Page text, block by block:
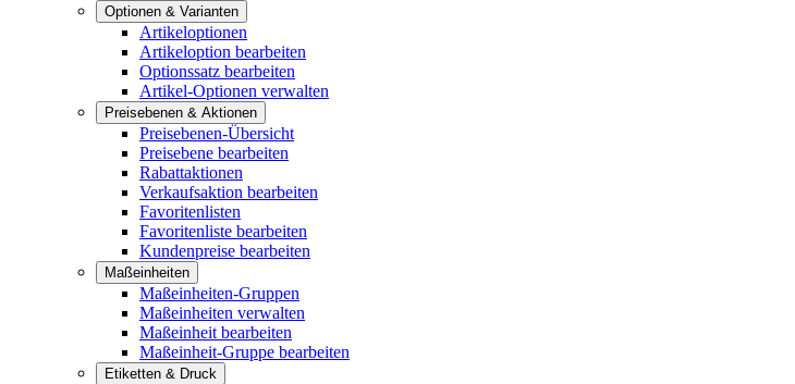
Optionen & Varianten
Artikeloptionen
Artikeloption bearbeiten
Optionssatz bearbeiten
Artikel-Optionen verwalten
Preisebenen & Aktionen
Preisebenen-Übersicht
Preisebene bearbeiten
Rabattaktionen
Verkaufsaktion bearbeiten
Favoritenlisten
Favoritenliste bearbeiten
Kundenpreise bearbeiten
Maßeinheiten
Maßeinheiten-Gruppen
Maßeinheiten verwalten
Maßeinheit bearbeiten
Maßeinheit-Gruppe bearbeiten
Etiketten & Druck